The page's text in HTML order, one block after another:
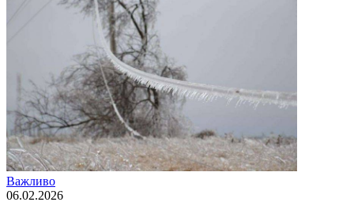
Важливо
06.02.2026